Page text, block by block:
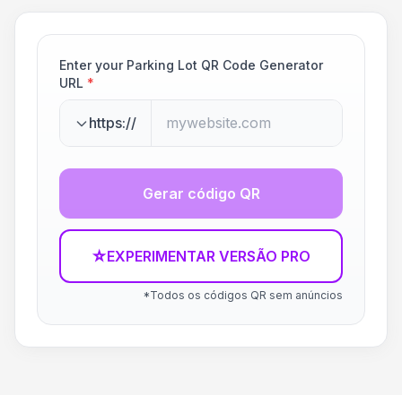
Enter your Parking Lot QR Code Generator
URL *
https://
Gerar código QR
☆EXPERIMENTAR VERSÃO PRO
*Todos os códigos QR sem anúncios